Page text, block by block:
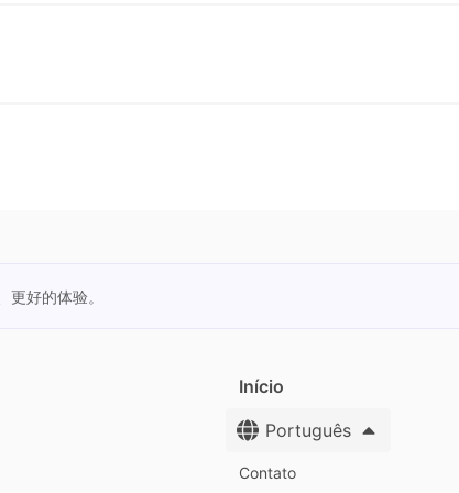
好的体验。
Início
Português
Contato